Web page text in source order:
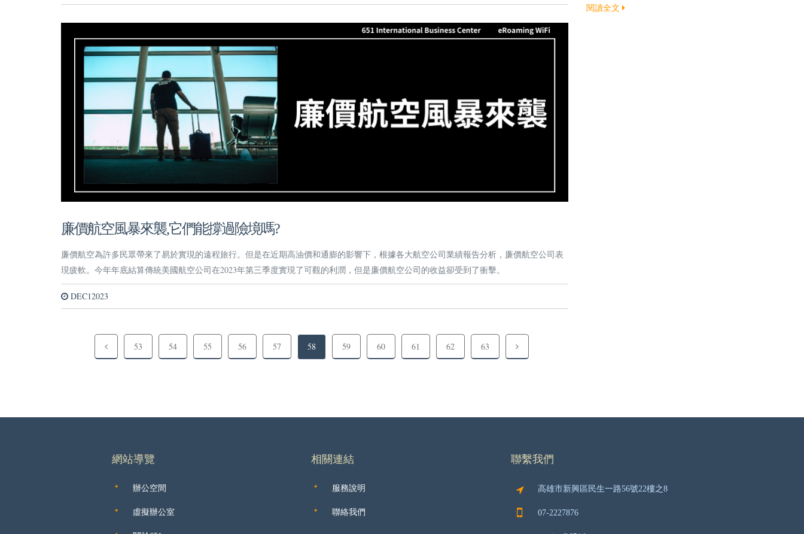
廉價航空風暴來襲,它們能撐過險境嗎?
廉價航空為許多民眾帶來了易於實現的遠程旅行。但是在近期高油價和通膨的影響下，根據各大航空公司業績報告分析，廉價航空公司表
現疲軟。今年年底結算傳統美國航空公司在2023年第三季度實現了可觀的利潤，但是廉價航空公司的收益卻受到了衝擊。
DEC12023
53 54 55 56 57 58 59 60 61 62 63
閱讀全文
網站導覽
辦公空間
虛擬辦公室
相關連結
服務說明
聯絡我們
聯繫我們
高雄市新興區民生一路56號22樓之8
07-2227876